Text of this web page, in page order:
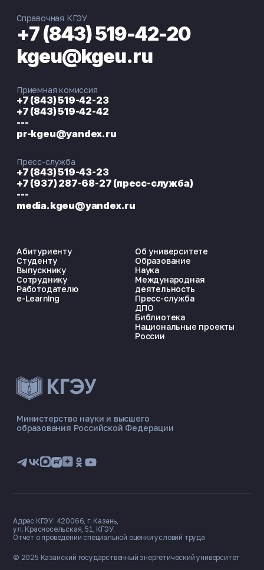
ЭНЕРГОКОД — ПОМОЩНИК КГЭУ
📋 Приёмная комиссия
🏠 Общежитие
Министерство науки и высшего
образования Российской Федерации
Абитуриенту
Студенту
Выпускнику
Сотруднику
Работодателю
e-Learning
Об университете
Образование
Наука
Международная
деятельность
Пресс-служба
ДПО
Библиотека
Национальные проекты
России
Справочная КГЭУ
+7 (843) 519-42-20
kgeu@kgeu.ru
Приемная комиссия
+7 (843) 519-42-23
+7 (843) 519-42-42
---
pr-kgeu@yandex.ru
Пресс-служба
+7 (843) 519-43-23
+7 (937) 287-68-27 (пресс-служба)
---
media.kgeu@yandex.ru
© 2025 Казанский государственный энергетический университет
Адрес КГЭУ: 420066, г. Казань,
ул. Красносельская, 51, КГЭУ.
Отчет о проведении специальной оценки условий труда